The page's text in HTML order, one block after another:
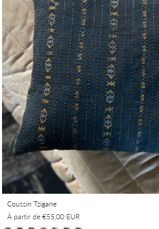
Coussin Tzigane
À partir de €55,00 EUR